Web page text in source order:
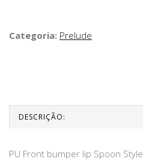
Categoria: Prelude
DESCRIÇÃO:
PU Front bumper lip Spoon Style.